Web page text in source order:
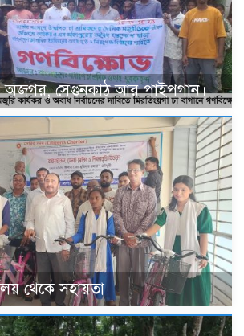
অজগর, সেগুনকাঠ আর পাইপগান।
থেকে সহায়তা